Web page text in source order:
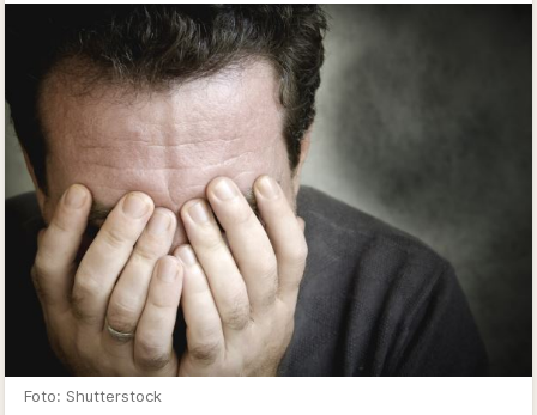
Foto: Shutterstock